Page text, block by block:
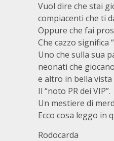
Vuol dire che stai
compiacenti che ti
Oppure che fai
Che cazzo significa
Uno che sulla sua
neonati che
e altro in bella
Il “noto PR dei VIP”.
Un mestiere di
Ecco cosa leggo in
Rodocarda